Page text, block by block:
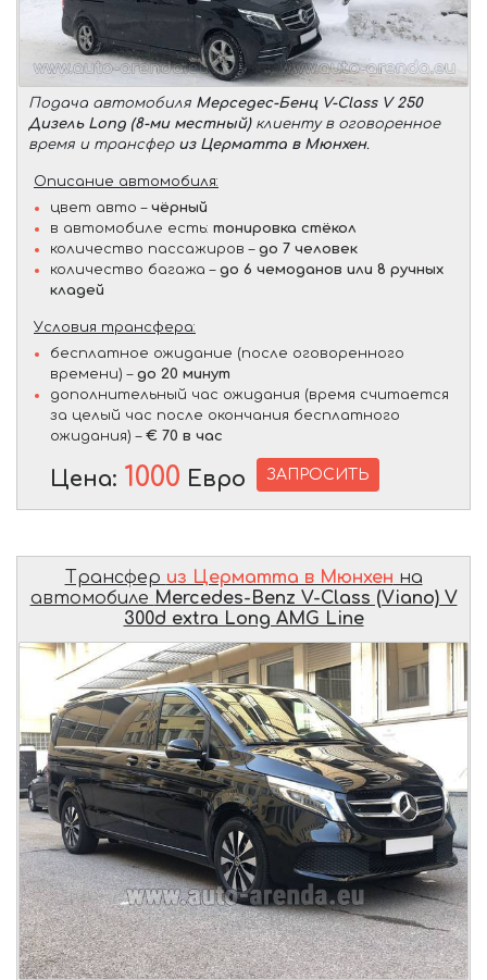
Подача автомобиля Мерседес-Бенц V-Class V 250
Дизель Long (8-ми местный)клиенту в оговоренное
время и трансфер из Церматта в Мюнхен.
Описание автомобиля:
цвет авто – чёрный
в автомобиле есть: тонировка стёкол
количество пассажиров – до 7 человек
количество багажа – до 6 чемоданов или 8 ручных
кладей
Условия трансфера:
бесплатное ожидание (после оговоренного
времени) – до 20 минут
дополнительный час ожидания (время считается
за целый час после окончания бесплатного
ожидания) – € 70 в час
Цена: 1000 Евро ЗАПРОСИТЬ
Трансфер из Церматта в Мюнхен на
автомобиле Mercedes-Benz V-Class (Viano) V
300d extra Long AMG Line